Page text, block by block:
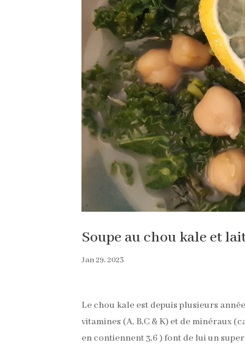
Soupe au chou kale et
Jan 29, 2023
Le chou kale est depuis plusieurs
vitamines (A, B,C & K) et de minéraux
en contiennent 3,6 ) font de lui un